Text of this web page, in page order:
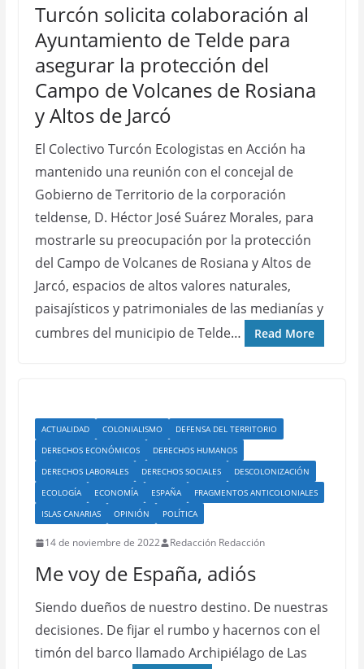
Turcón solicita colaboración al
Ayuntamiento de Telde para
asegurar la protección del
Campo de Volcanes de Rosiana
y Altos de Jarcó
El Colectivo Turcón Ecologistas en Acción ha
mantenido una reunión con el concejal de
Gobierno de Territorio de la corporación
teldense, D. Héctor José Suárez Morales, para
mostrarle su preocupación por la protección
del Campo de Volcanes de Rosiana y Altos de
Jarcó, espacios de altos valores naturales,
paisajísticos y patrimoniales de las medianías y
cumbres del municipio de Telde…
Read More
ACTUALIDAD COLONIALISMO
DEFENSA DEL TERRITORIO
DERECHOS ECONÓMICOS
DERECHOS HUMANOS
DERECHOS LABORALES
DERECHOS SOCIALES
DESCOLONIZACIÓN
ECOLOGÍA
ECONOMÍA ESPAÑA
FRAGMENTOS ANTICOLONIALES
ISLAS CANARIAS
OPINIÓN POLÍTICA
14 de noviembre de 2022 Redacción Redacción
Me voy de España, adiós
Siendo dueños de nuestro destino. De nuestras
decisiones. De fijar el rumbo y hacernos con el
timón del barco llamado Archipiélago de Las